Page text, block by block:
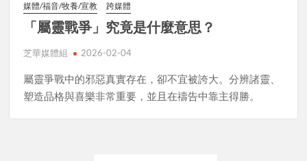
媒體/福音/牧養/宣教 跨媒體
「屬靈戰爭」究竟是什麼意思？
芝華媒體組 2026-02-04
屬靈爭戰中的邪惡真實存在，卻不宜被誇大。分辨諸靈、
塑造品格與喜樂非常重要，並且在禱告中靠主得勝。